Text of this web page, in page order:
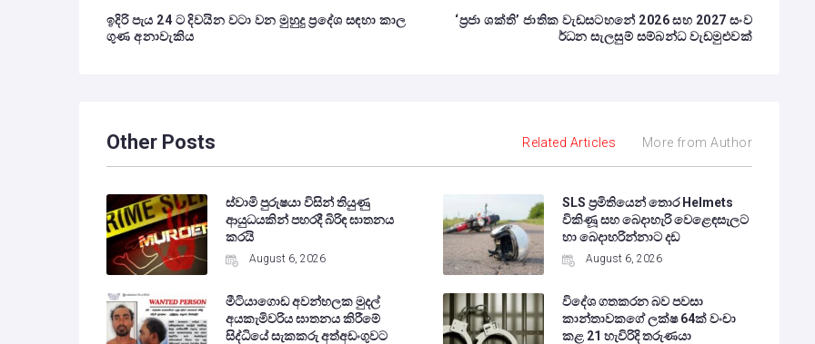
ඉදිරි පැය 24 ට දිවයින වටා වන මුහුදු ප්‍රදේශ සඳහා කාල
ගුණ අනාවැකිය
‘ප්‍රජා ශක්ති’ ජාතික වැඩසටහනේ 2026 සහ 2027 සංව
ර්ධන සැලසුම් සම්බන්ධ වැඩමුළුවක්
Other Posts Related Articles More from Author
ස්වාමි පුරුෂයා විසින් තියුණු
ආයුධයකින් පහරදී බිරිඳ ඝාතනය
කරයි
August 6, 2026
SLS ප්‍රමිතියෙන් තොර Helmets
විකිණූ සහ බෙදාහැරි වෙළෙඳසැලට
හා බෙදාහරින්නාට දඩ
August 6, 2026
මීටියාගොඩ අවන්හලක මුදල්
අයකැමිවරිය ඝාතනය කිරීමේ
සිද්ධියේ සැකකරු අත්අඩංගුවට
විදේශ ගතකරන බව පවසා
කාන්තාවකගේ ලක්ෂ 64ක් වංචා
කළ 21 හැවිරිදි තරුණයා